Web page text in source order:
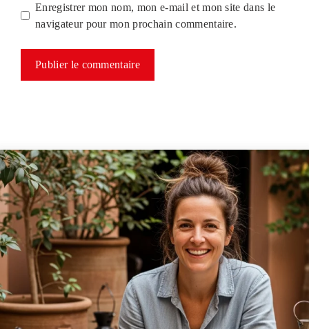
Enregistrer mon nom, mon e-mail et mon site dans le
navigateur pour mon prochain commentaire.